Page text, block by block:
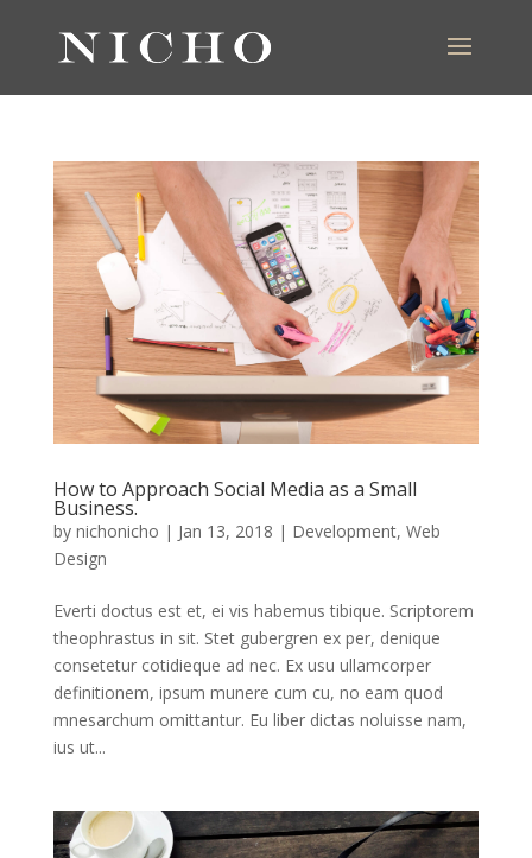
How to Approach Social Media as a Small
Business.
by nichonicho | Jan 13, 2018 | Development, Web
Design
Everti doctus est et, ei vis habemus tibique. Scriptorem
theophrastus in sit. Stet gubergren ex per, denique
consetetur cotidieque ad nec. Ex usu ullamcorper
definitionem, ipsum munere cum cu, no eam quod
mnesarchum omittantur. Eu liber dictas noluisse nam,
ius ut...